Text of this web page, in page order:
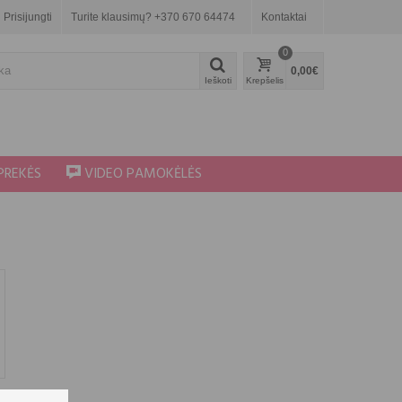
Kontaktai
Turite klausimų? +370 670 64474
Prisijungti
Ieškoti Krepšelis
0
0,00€
VIDEO PAMOKĖLĖS